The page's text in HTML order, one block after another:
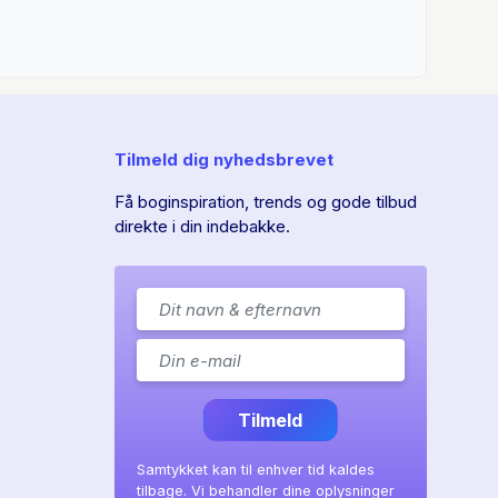
kan tæmme vildskaben – indbrud og
Wendelboe, Anders Dybdal og Kristoffer
i Aarhus – policyentreprenørskab i en
Christensen, Ina Bøge Eskildsen og
Af Jacob Torfing, Oda Hustad og
Tilmeld dig nyhedsbrevet
Få boginspiration, trends og gode tilbud
direkte i din indebakke.
Tilmeld
Samtykket kan til enhver tid kaldes
tilbage. Vi behandler dine oplysninger